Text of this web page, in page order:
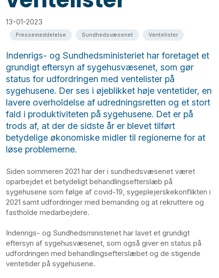
13-01-2023
Pressemeddelelse Sundhedsvæsenet Ventelister
Indenrigs- og Sundhedsministeriet har foretaget et
grundigt eftersyn af sygehusvæsenet, som gør
status for udfordringen med ventelister på
sygehusene. Der ses i øjeblikket høje ventetider, en
lavere overholdelse af udredningsretten og et stort
fald i produktiviteten på sygehusene. Det er på
trods af, at der de sidste år er blevet tilført
betydelige økonomiske midler til regionerne for at
løse problemerne.
Siden sommeren 2021 har der i sundhedsvæsenet været
oparbejdet et betydeligt behandlingsefterslæb på
sygehusene som følge af covid-19, sygeplejerskekonflikten i
2021 samt udfordringer med bemanding og at rekruttere og
fastholde medarbejdere.
Indenrigs- og Sundhedsministeriet har lavet et grundigt
eftersyn af sygehusvæsenet, som også giver en status på
udfordringen med behandlingsefterslæbet og de stigende
ventetider på sygehusene.